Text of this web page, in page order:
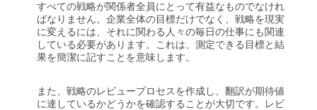
すべての戦略が関係者全員にとって有益なものでなけれ
ばなりません。企業全体の目標だけでなく、戦略を現実
に変えるには、それに関わる人々の毎日の仕事にも関連
している必要があります。これは、測定できる目標と結
果を簡潔に記すことを意味します。
また、戦略のレビュープロセスを作成し、翻訳が期待値
に達しているかどうかを確認することが大切です。レビ